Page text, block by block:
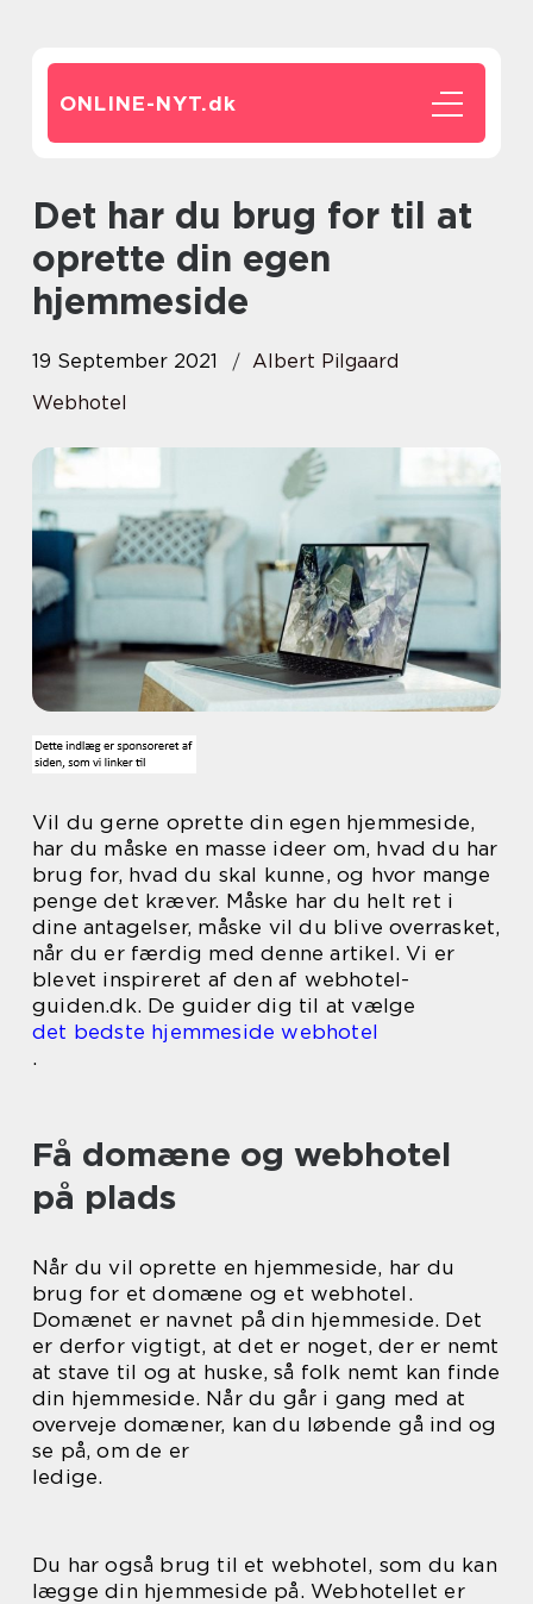
ONLINE-NYT.dk
Det har du brug for til at
oprette din egen
hjemmeside
19 September 2021
Albert Pilgaard
Webhotel
Vil du gerne oprette din egen hjemmeside,
har du måske en masse ideer om, hvad du har
brug for, hvad du skal kunne, og hvor mange
penge det kræver. Måske har du helt ret i
dine antagelser, måske vil du blive overrasket,
når du er færdig med denne artikel. Vi er
blevet inspireret af den af webhotel-
guiden.dk. De guider dig til at vælge
det bedste hjemmeside webhotel
.
Få domæne og webhotel
på plads
Når du vil oprette en hjemmeside, har du
brug for et domæne og et webhotel.
Domænet er navnet på din hjemmeside. Det
er derfor vigtigt, at det er noget, der er nemt
at stave til og at huske, så folk nemt kan finde
din hjemmeside. Når du går i gang med at
overveje domæner, kan du løbende gå ind og
se på, om de er
ledige.
Du har også brug til et webhotel, som du kan
lægge din hjemmeside på. Webhotellet er